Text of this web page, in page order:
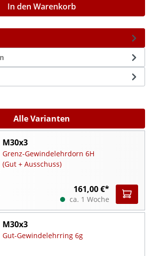
In den Warenkorb
Alle Varianten
M30x3
Grenz-Gewindelehrdorn 6H
(Gut + Ausschuss)
161,00 €*
ca. 1 Woche
M30x3
Gut-Gewindelehrring 6g